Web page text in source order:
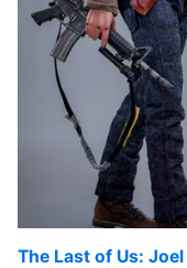
The Last of Us: